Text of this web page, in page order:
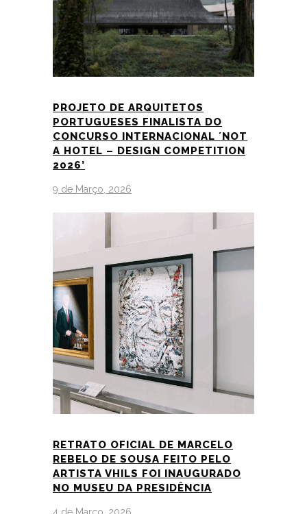
PROJETO DE ARQUITETOS
PORTUGUESES FINALISTA DO
CONCURSO INTERNACIONAL ´NOT
A HOTEL – DESIGN COMPETITION
2026’
9 de Março, 2026
RETRATO OFICIAL DE MARCELO
REBELO DE SOUSA FEITO PELO
ARTISTA VHILS FOI INAUGURADO
NO MUSEU DA PRESIDÊNCIA
4 de Março, 2026